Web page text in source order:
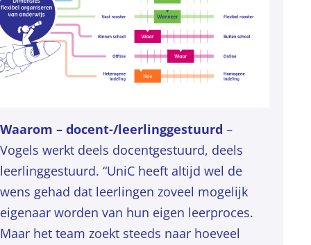
Waarom – docent-/leerlinggestuurd –
Vogels werkt deels docentgestuurd, deels
leerlinggestuurd. “UniC heeft altijd wel de
wens gehad dat leerlingen zoveel mogelijk
eigenaar worden van hun eigen leerproces.
Maar het team zoekt steeds naar hoeveel